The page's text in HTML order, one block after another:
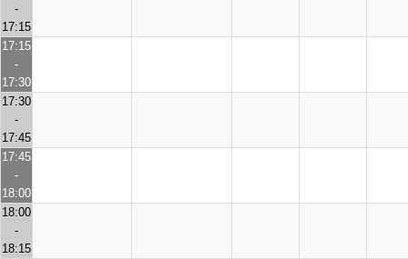
-
17:15
17:15
-
17:30
17:30
-
17:45
17:45
-
18:00
18:00
-
18:15